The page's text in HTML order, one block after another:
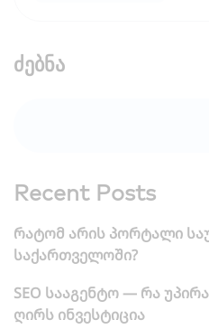
ძებნა
Recent Posts
რატომ არის პორტალი
საქართველოში?
SEO სააგენტო — რა
ღირს ინვესტიცია